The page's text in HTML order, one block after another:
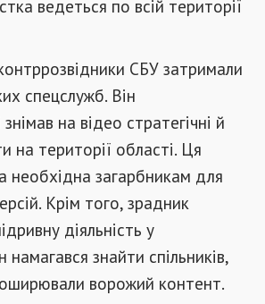
ведеться по всій території
СБУ затримали
спецслужб. Він
на відео стратегічні й
на території області. Ця
необхідна загарбникам для
Крім того, зрадник
діяльність у
знайти спільників,
ворожий контент.